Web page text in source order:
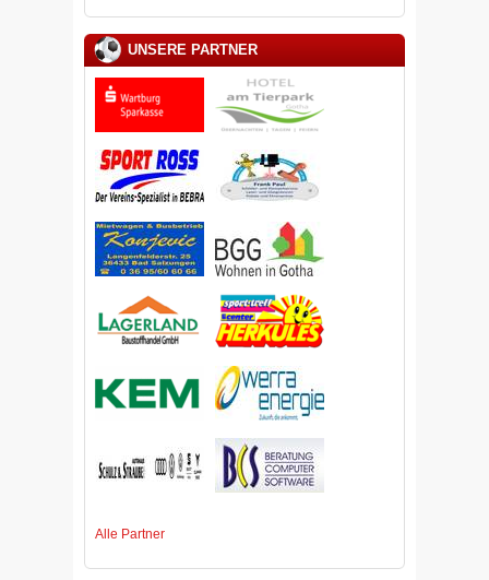
UNSERE PARTNER
Alle Partner